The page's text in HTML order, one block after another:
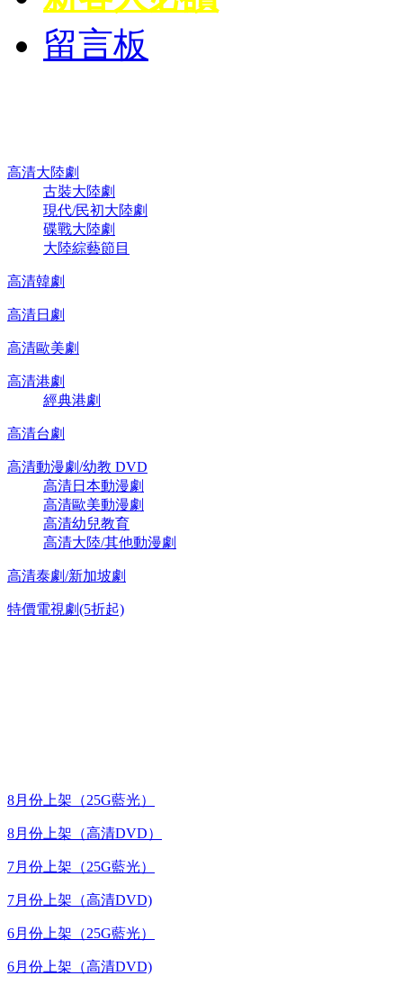
留言板
高清大陸劇
古裝大陸劇
現代/民初大陸劇
碟戰大陸劇
大陸綜藝節目
高清韓劇
高清日劇
高清歐美劇
高清港劇
經典港劇
高清台劇
高清動漫劇/幼教 DVD
高清日本動漫劇
高清歐美動漫劇
高清幼兒教育
高清大陸/其他動漫劇
高清泰劇/新加坡劇
特價電視劇(5折起)
8月份上架（25G藍光）
8月份上架（高清DVD）
7月份上架（25G藍光）
7月份上架（高清DVD)
6月份上架（25G藍光）
6月份上架（高清DVD)